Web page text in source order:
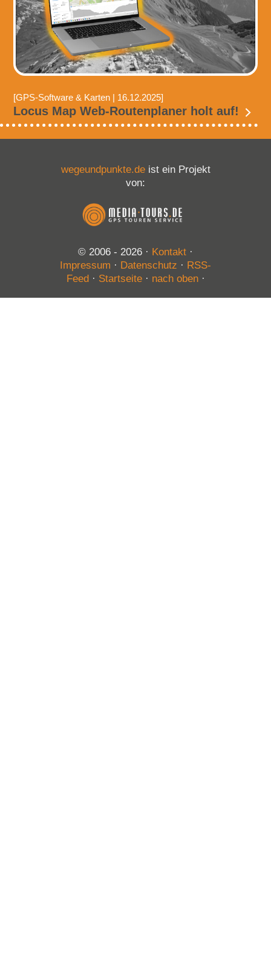
[GPS-Software & Karten | 16.12.2025]
Locus Map Web-Routenplaner holt auf!
wegeundpunkte.deist ein Projekt
von:
© 2006 - 2026 · Kontakt ·
Impressum · Datenschutz · RSS-
Feed · Startseite· nach oben·